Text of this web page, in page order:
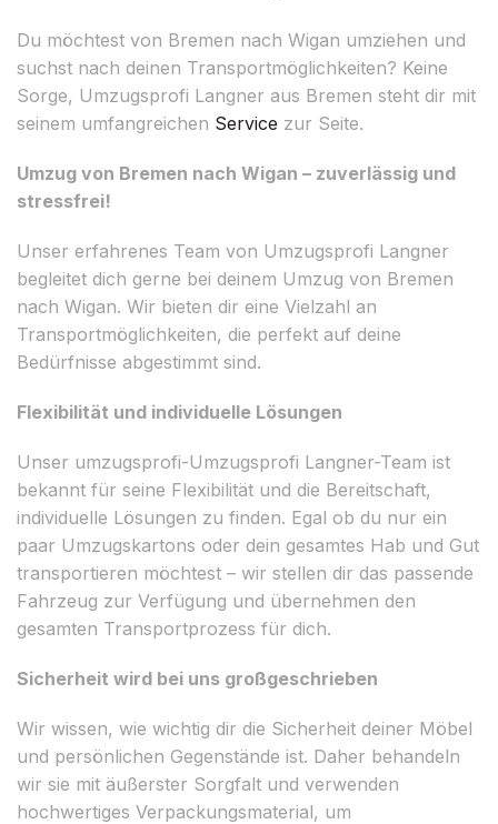
Du möchtest von Bremen nach Wigan umziehen und
suchst nach deinen Transportmöglichkeiten? Keine
Sorge, Umzugsprofi Langner aus Bremen steht dir mit
seinem umfangreichen Service zur Seite.
Umzug von Bremen nach Wigan – zuverlässig und
stressfrei!
Unser erfahrenes Team von Umzugsprofi Langner
begleitet dich gerne bei deinem Umzug von Bremen
nach Wigan. Wir bieten dir eine Vielzahl an
Transportmöglichkeiten, die perfekt auf deine
Bedürfnisse abgestimmt sind.
Flexibilität und individuelle Lösungen
Unser umzugsprofi-Umzugsprofi Langner-Team ist
bekannt für seine Flexibilität und die Bereitschaft,
individuelle Lösungen zu finden. Egal ob du nur ein
paar Umzugskartons oder dein gesamtes Hab und Gut
transportieren möchtest – wir stellen dir das passende
Fahrzeug zur Verfügung und übernehmen den
gesamten Transportprozess für dich.
Sicherheit wird bei uns großgeschrieben
Wir wissen, wie wichtig dir die Sicherheit deiner Möbel
und persönlichen Gegenstände ist. Daher behandeln
wir sie mit äußerster Sorgfalt und verwenden
hochwertiges Verpackungsmaterial, um